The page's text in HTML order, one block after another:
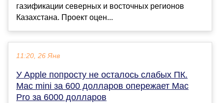
газификации северных и восточных регионов
Казахстана. Проект оцен...
11:20, 26 Янв
У Apple попросту не осталось слабых ПК.
Mac mini за 600 долларов опережает Mac
Pro за 6000 долларов